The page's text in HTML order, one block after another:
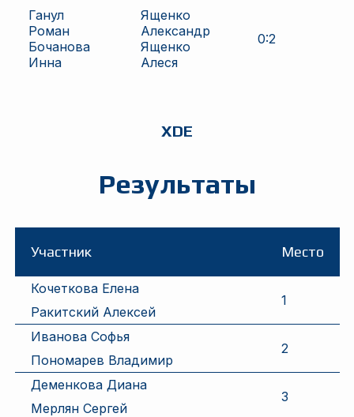
Ганул
Роман
Бочанова
Инна
Ященко
Александр
Ященко
Алеся
0:2
XDE
Результаты
Участник Место
Кочеткова Елена
1
Ракитский Алексей
Иванова Софья
2
Пономарев Владимир
Деменкова Диана
3
Мерлян Сергей